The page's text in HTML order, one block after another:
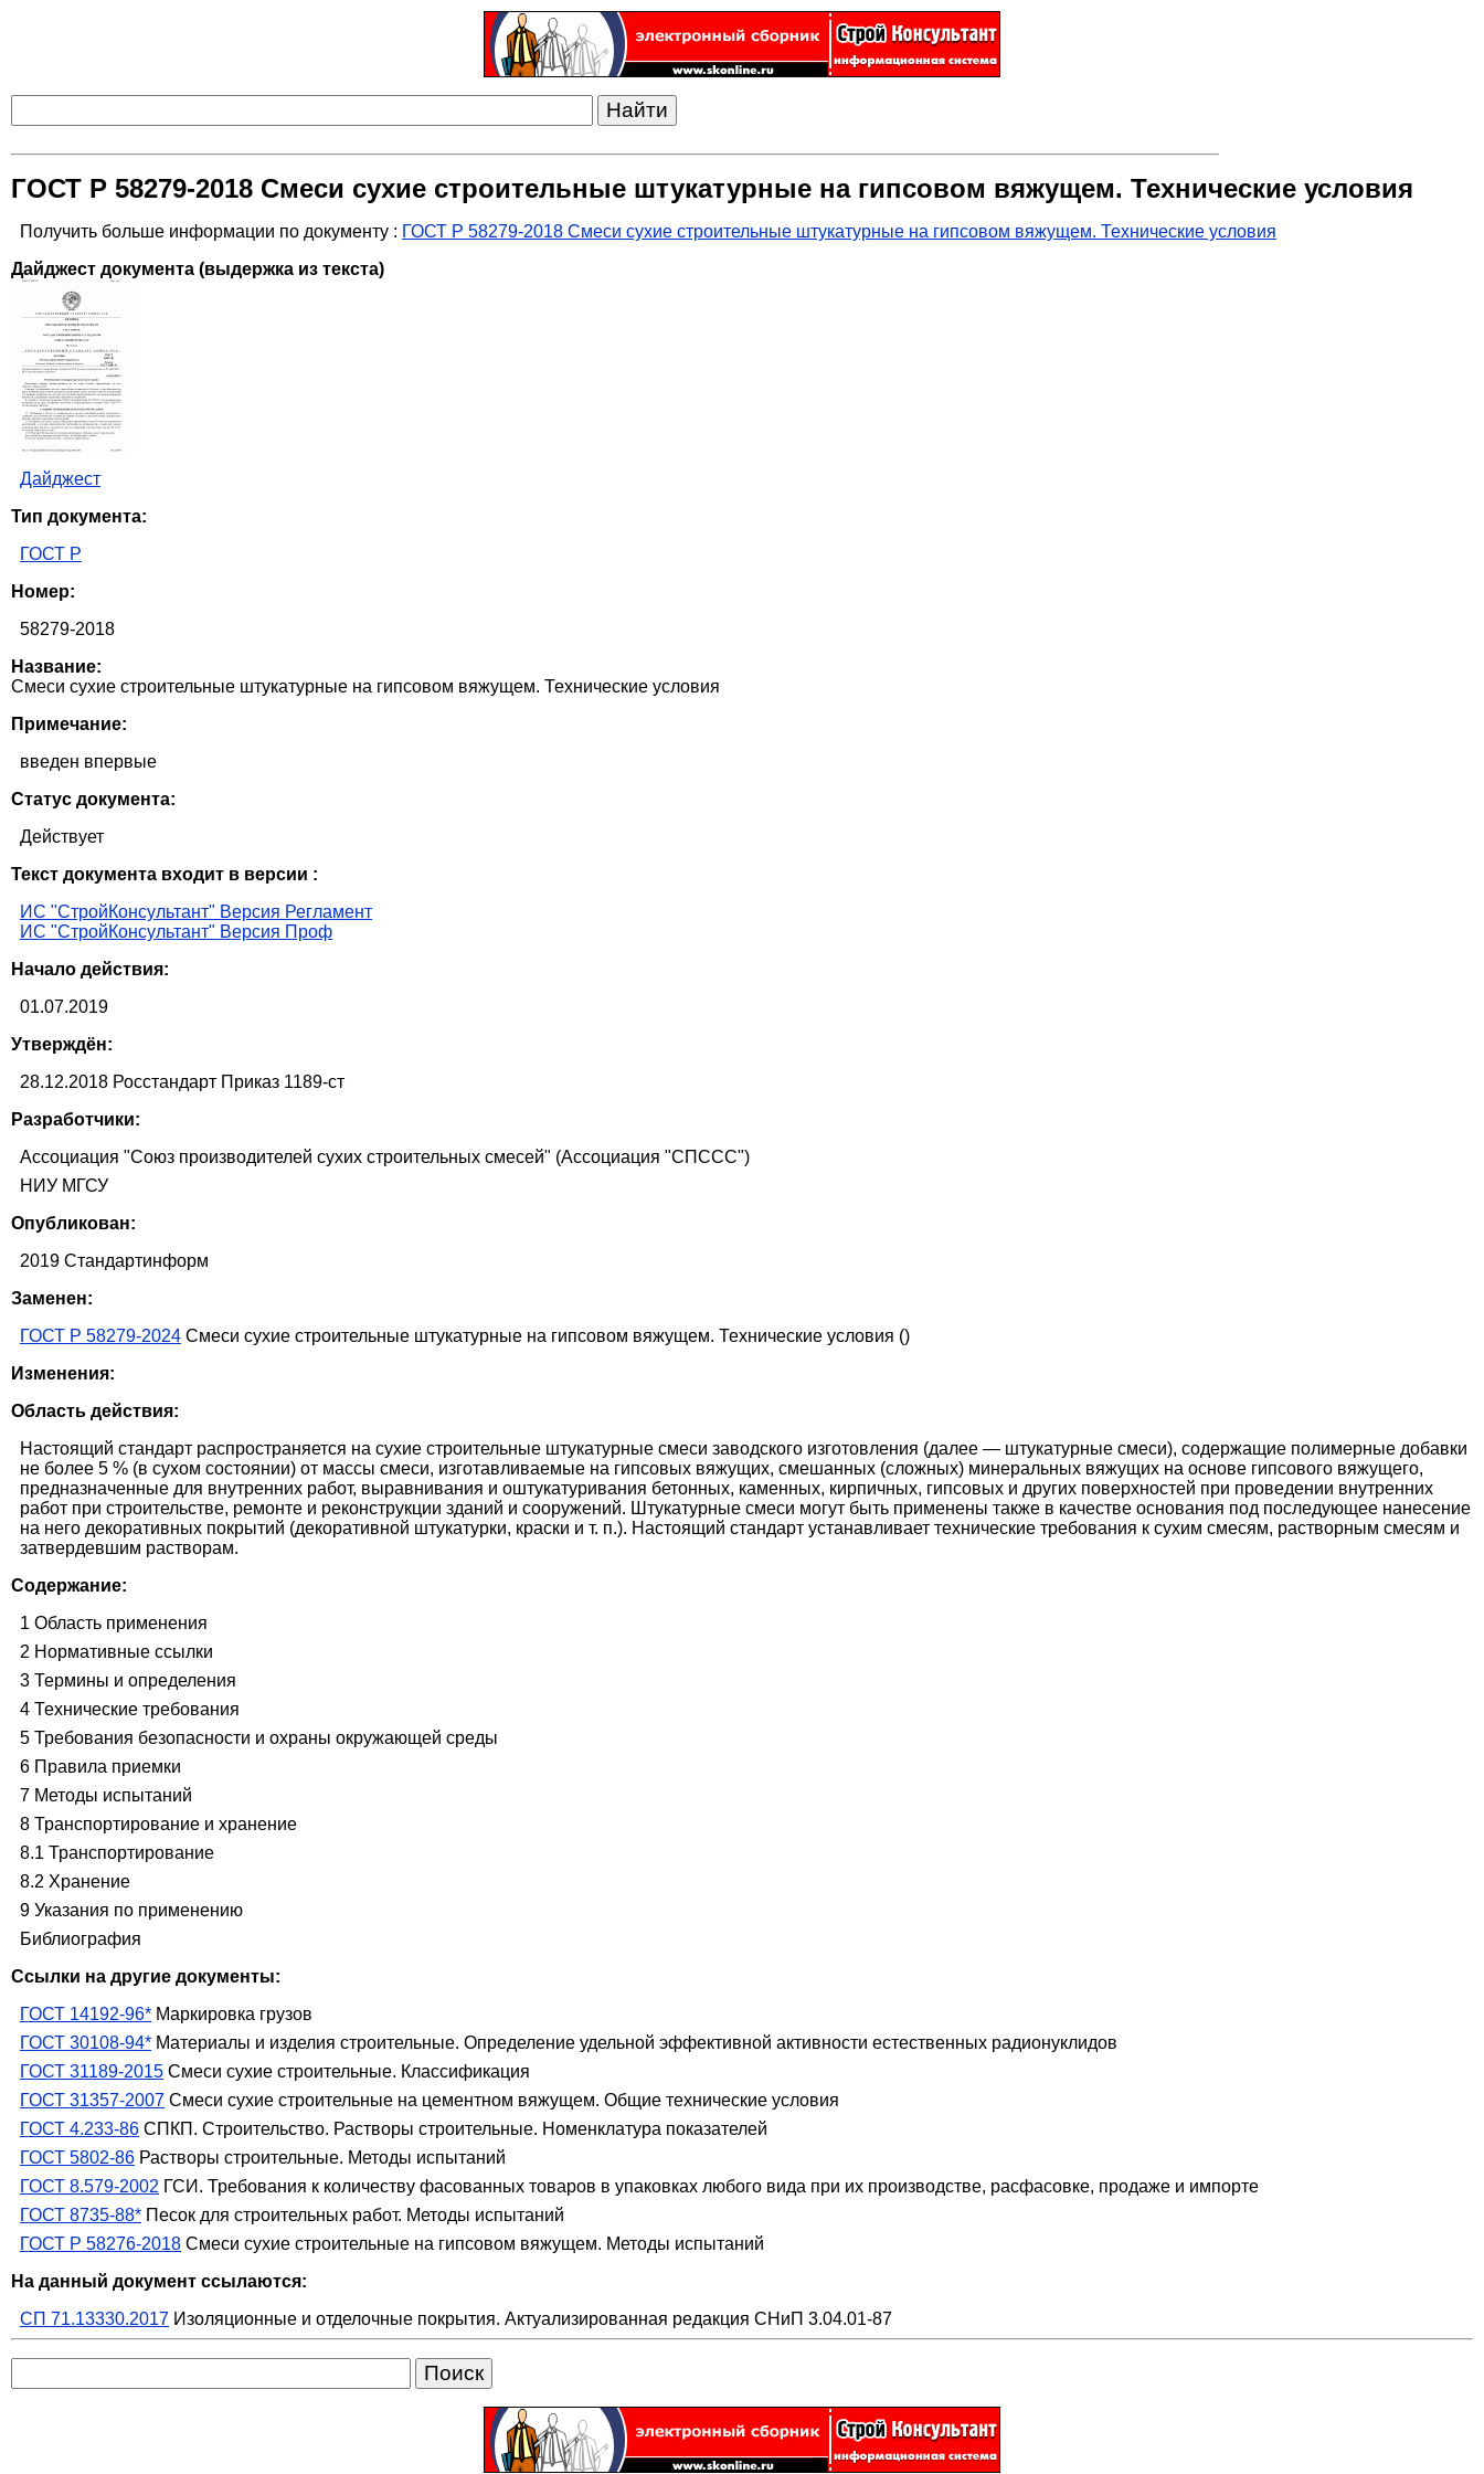
ГОСТ Р 58279-2018 Смеси сухие строительные штукатурные на гипсовом вяжущем. Технические условия
Получить больше информации по документу : ГОСТ Р 58279-2018 Смеси сухие строительные штукатурные на гипсовом вяжущем. Технические условия
Дайджест документа (выдержка из текста)
Дайджест
Тип документа:
ГОСТ Р
Номер:
58279-2018
Название:
Смеси сухие строительные штукатурные на гипсовом вяжущем. Технические условия
Примечание:
введен впервые
Статус документа:
Действует
Текст документа входит в версии :
ИС "СтройКонсультант" Версия Регламент
ИС "СтройКонсультант" Версия Проф
Начало действия:
01.07.2019
Утверждён:
28.12.2018 Росстандарт Приказ 1189-ст
Разработчики:
Ассоциация "Союз производителей сухих строительных смесей" (Ассоциация "СПССС")
НИУ МГСУ
Опубликован:
2019 Стандартинформ
Заменен:
ГОСТ Р 58279-2024 Смеси сухие строительные штукатурные на гипсовом вяжущем. Технические условия ()
Изменения:
Область действия:
Настоящий стандарт распространяется на сухие строительные штукатурные смеси заводского изготовления (далее — штукатурные смеси), содержащие полимерные добавки
не более 5 % (в сухом состоянии) от массы смеси, изготавливаемые на гипсовых вяжущих, смешанных (сложных) минеральных вяжущих на основе гипсового вяжущего,
предназначенные для внутренних работ, выравнивания и оштукатуривания бетонных, каменных, кирпичных, гипсовых и других поверхностей при проведении внутренних
работ при строительстве, ремонте и реконструкции зданий и сооружений. Штукатурные смеси могут быть применены также в качестве основания под последующее нанесение
на него декоративных покрытий (декоративной штукатурки, краски и т. п.). Настоящий стандарт устанавливает технические требования к сухим смесям, растворным смесям и
затвердевшим растворам.
Содержание:
1 Область применения
2 Нормативные ссылки
3 Термины и определения
4 Технические требования
5 Требования безопасности и охраны окружающей среды
6 Правила приемки
7 Методы испытаний
8 Транспортирование и хранение
8.1 Транспортирование
8.2 Хранение
9 Указания по применению
Библиография
Ссылки на другие документы:
ГОСТ 14192-96* Маркировка грузов
ГОСТ 30108-94* Материалы и изделия строительные. Определение удельной эффективной активности естественных радионуклидов
ГОСТ 31189-2015 Смеси сухие строительные. Классификация
ГОСТ 31357-2007 Смеси сухие строительные на цементном вяжущем. Общие технические условия
ГОСТ 4.233-86 СПКП. Строительство. Растворы строительные. Номенклатура показателей
ГОСТ 5802-86 Растворы строительные. Методы испытаний
ГОСТ 8.579-2002 ГСИ. Требования к количеству фасованных товаров в упаковках любого вида при их производстве, расфасовке, продаже и импорте
ГОСТ 8735-88* Песок для строительных работ. Методы испытаний
ГОСТ Р 58276-2018 Смеси сухие строительные на гипсовом вяжущем. Методы испытаний
На данный документ ссылаются:
СП 71.13330.2017 Изоляционные и отделочные покрытия. Актуализированная редакция СНиП 3.04.01-87